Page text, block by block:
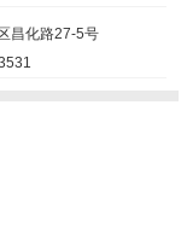
昌化路27-5号